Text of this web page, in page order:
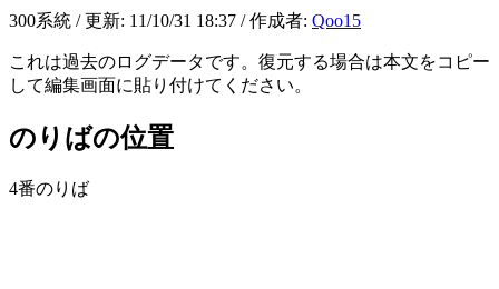
300系統 / 更新: 11/10/31 18:37 / 作成者: Qoo15
これは過去のログデータです。復元する場合は本文をコピー
して編集画面に貼り付けてください。
のりばの位置
4番のりば